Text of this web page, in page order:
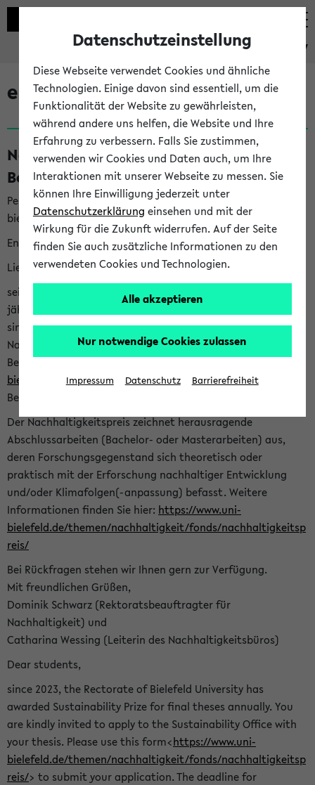
eKVV
eKVV News
Nachhaltigkeitspreis 2026:
Bewerbungsphase gestartet (06.08.26)
Per E-Mail eingestellt von nachhaltigkeitsbuero@uni-
bielefeld.de an den Verteiler 'Alle Studierenden':
English version below
Liebe Studierende,
seit 2023 verleiht das Rektorat der Universität Bielefeld
jährlich den Nachhaltigkeitspreis für Abschlussarbeiten. Sie
sind herzlich eingeladen sich mit Ihrer Abschlussarbeit beim
Nachhaltigkeitsbüro zu bewerben. Bitte nutzen Sie für Ihre
Bewerbung dieses Formular<https://formulare.uni-
bielefeld.de/frontend-server/form/provide/913/>. Die
Bewerbungsfrist endet am 30.09.2026.
Der Nachhaltigkeitspreis zeichnet herausragende
Abschlussarbeiten (Bachelor- oder Masterarbeiten) aus,
deren Forschungsgegenstand sich theoretisch oder
praktisch mit der Erforschung nachhaltiger Entwicklung
und/oder Klimafolgen(-anpassung) befasst. Weitere
Informationen finden Sie hier: https://www.uni-
bielefeld.de/themen/nachhaltigkeit/fonds/nachhaltigkeitsp
reis/
Bei Rückfragen stehen wir Ihnen gern zur Verfügung.
Mit freundlichen Grüßen,
Dominik Schwarz (Rektoratsbeauftragter für
Nachhaltigkeit) und
Catharina Wessing (Leiterin des Nachhaltigkeitsbüros)
Dear students,
since 2023, the Rectorate of Bielefeld University has
awarded Sustainability Prize for final theses annually. You
are kindly invited to apply to the Sustainability Office with
your thesis. Please use this form<https://www.uni-
bielefeld.de/themen/nachhaltigkeit/fonds/nachhaltigkeitsp
reis/> to submit your application. The deadline for
Datenschutzeinstellung
Diese Webseite verwendet Cookies und ähnliche
Technologien. Einige davon sind essentiell, um die
Funktionalität der Website zu gewährleisten,
während andere uns helfen, die Website und Ihre
Erfahrung zu verbessern. Falls Sie zustimmen,
verwenden wir Cookies und Daten auch, um Ihre
Interaktionen mit unserer Webseite zu messen. Sie
können Ihre Einwilligung jederzeit unter
Datenschutzerklärung einsehen und mit der
Wirkung für die Zukunft widerrufen. Auf der Seite
finden Sie auch zusätzliche Informationen zu den
verwendeten Cookies und Technologien.
Alle akzeptieren
Nur notwendige Cookies zulassen
Impressum Datenschutz Barrierefreiheit